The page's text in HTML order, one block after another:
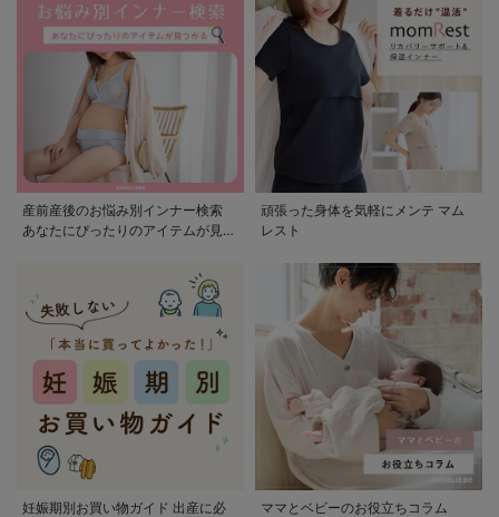
産前産後のお悩み別インナー検索
あなたにぴったりのアイテムが見つ
頑張った身体を気軽にメンテ マム
レスト
妊娠期別お買い物ガイド 出産に必
ママとベビーのお役立ちコラム